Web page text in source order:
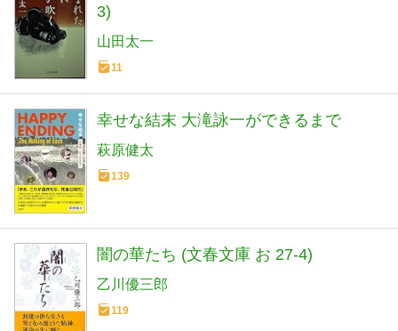
3)
山田太一
11
幸せな結末 大滝詠一ができるまで
萩原健太
139
闇の華たち (文春文庫 お 27-4)
乙川優三郎
119